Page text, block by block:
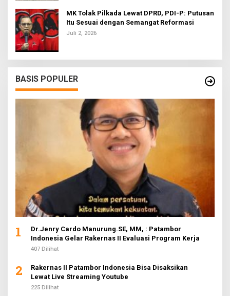
MK Tolak Pilkada Lewat DPRD, PDI-P: Putusan
Itu Sesuai dengan Semangat Reformasi
Juli 2, 2026
BASIS POPULER
1
Dr.Jenry Cardo Manurung.SE, MM, : Patambor
Indonesia Gelar Rakernas II Evaluasi Program Kerja
407 Dilihat
2
Rakernas II Patambor Indonesia Bisa Disaksikan
Lewat Live Streaming Youtube
225 Dilihat